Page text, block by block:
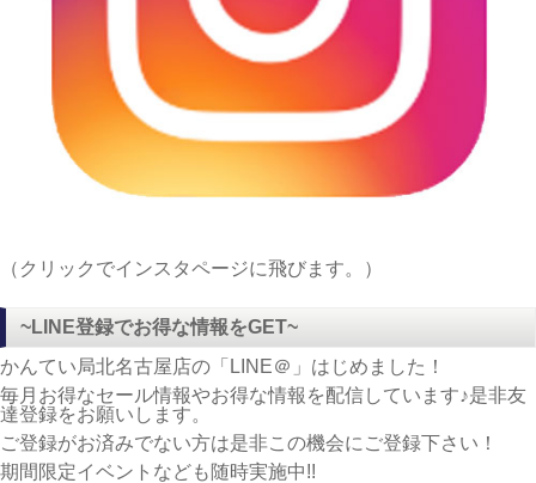
（クリックでインスタページに飛びます。）
~LINE登録でお得な情報をGET~
かんてい局北名古屋店の「LINE＠」はじめました！
毎月お得なセール情報やお得な情報を配信しています♪是非友
達登録をお願いします。
ご登録がお済みでない方は是非この機会にご登録下さい！
期間限定イベントなども随時実施中!!